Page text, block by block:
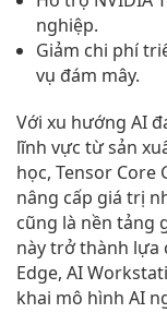
nghiệp.
Giảm chi phí
vụ đám mây.
Với xu hướng AI
lĩnh vực từ sản
học, Tensor
nâng cấp giá trị
cũng là nền tảng
này trở thành lựa
Edge, AI
khai mô hình AI